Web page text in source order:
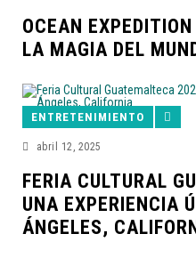
OCEAN
LA MAGIA DEL
ENTRETENIMIENTO
abril 12, 2025
FERIA CULTURAL
UNA EXPERIENCIA
ÁNGELES,